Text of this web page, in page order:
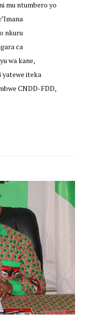
mu ntumbero yo
nkuru
ca
wa kane,
yatewe iteka
CNDD-FDD,